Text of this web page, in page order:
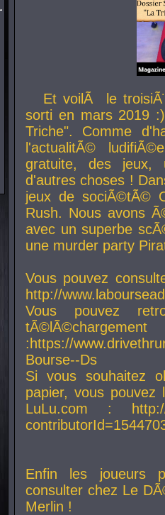
Et voilÃ le
sorti en mars 2019
Triche". Comme
l'actualitÃ©
gratuite, des jeux,
d'autres choses !
jeux de sociÃ©tÃ©
Rush. Nous avons
avec un superbe
une murder party
Vous pouvez
http://
Vous pouvez
:https://
Bourse--Ds
Si vous souhaitez
papier, vous
LuLu.com : http://
Enfin les joueurs
consulter chez Le
Merlin !